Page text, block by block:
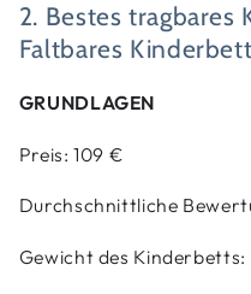
2. Bestes tragbares
Faltbares Kinderbett
GRUNDLAGEN
Preis: 109 €
Durchschnittliche
Gewicht des Kinderbetts: